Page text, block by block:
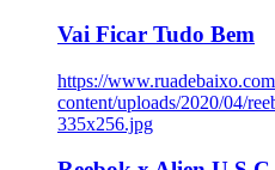
Vai Ficar Tudo Bem
https://
content/uploads/2020/04/
335x256.jpg